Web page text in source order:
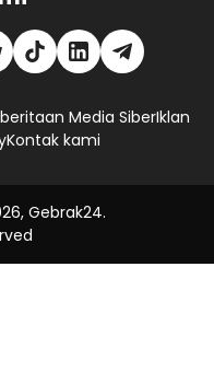
Media SiberIklan
Kontak kami
Gebrak24.